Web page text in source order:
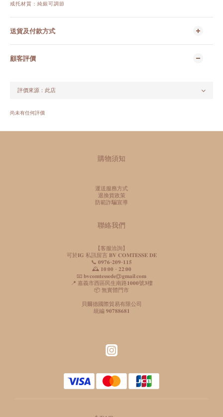
戒托材質：純銀可調節
送貨及付款方式
顧客評價
尚未有任何評價
購物須知
運送服務方式
退換貨政策
防範詐騙宣導
聯絡我們
【客服洽詢】
可於𝐈𝐆 私訊留言 𝐁𝐕 𝐂𝐎𝐌𝐓𝐄𝐒𝐒𝐄 𝐃𝐄
📞 𝟎𝟗𝟕𝟔-𝟐𝟎𝟗-𝟏𝟏𝟓
🕰️ 𝟏𝟎:𝟎𝟎 - 𝟐𝟐:𝟎𝟎
📧 𝐛𝐯𝐜𝐨𝐦𝐭𝐞𝐬𝐬𝐞𝐝𝐞@𝐠𝐦𝐚𝐢𝐥.𝐜𝐨𝐦
📍 嘉義市西區民生南路𝟏𝟎𝟎𝟎號𝟑樓
📦 無實體門市
貝爾德國際貿易有限公司
統編 𝟗𝟎𝟕𝟖𝟖𝟔𝟖𝟏